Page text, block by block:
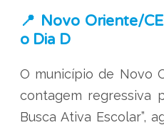
📍 Novo Oriente/
o Dia D
O município de Novo
contagem regressiva
Busca Ativa Escolar”,